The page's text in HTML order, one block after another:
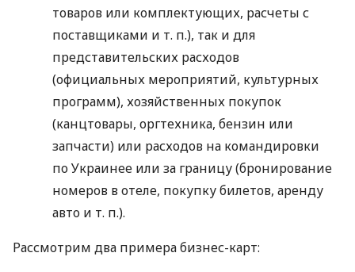
товаров или комплектующих, расчеты с
поставщиками и т. п.), так и для
представительских расходов
(официальных мероприятий, культурных
программ), хозяйственных покупок
(канцтовары, оргтехника, бензин или
запчасти) или расходов на командировки
по Украинее или за границу (бронирование
номеров в отеле, покупку билетов, аренду
авто и т. п.).
Рассмотрим два примера бизнес-карт: